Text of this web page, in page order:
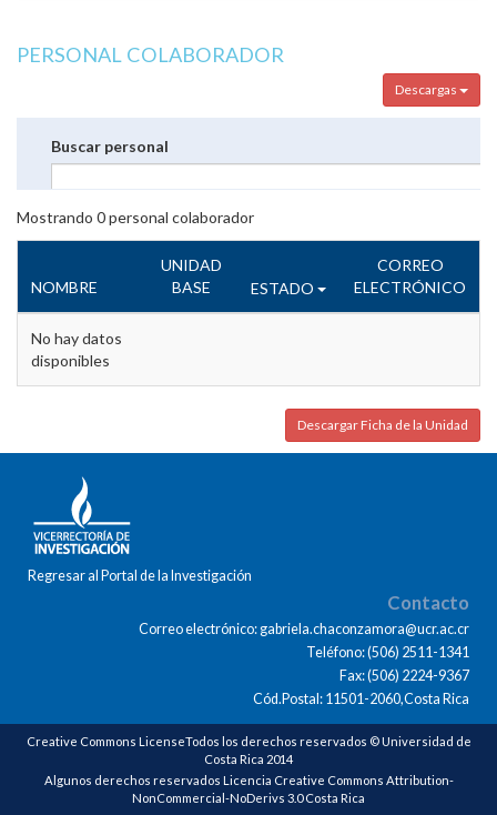
PERSONAL COLABORADOR
Descargas
Buscar personal
Mostrando 0personal colaborador
NOMBRE
UNIDAD
BASE
ESTADO
CORREO
ELECTRÓNICO
No hay datos
disponibles
Descargar Ficha de la Unidad
Regresar al Portal de la Investigación
Contacto
Correo electrónico: gabriela.chaconzamora@ucr.ac.cr
Teléfono: (506) 2511-1341
Fax: (506) 2224-9367
Cód.Postal: 11501-2060,Costa Rica
Creative Commons LicenseTodos los derechos reservados © Universidad de
Costa Rica 2014
Algunos derechos reservados Licencia Creative Commons Attribution-
NonCommercial-NoDerivs 3.0 Costa Rica